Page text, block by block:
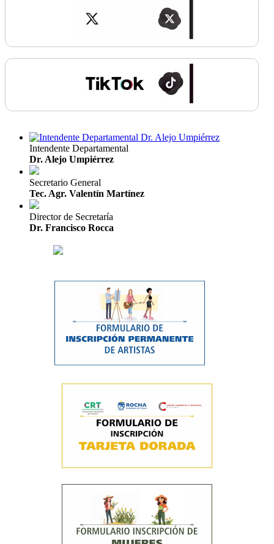
Intendente Departamental
Dr. Alejo Umpiérrez
Secretario General
Tec. Agr. Valentín Martínez
Director de Secretaría
Dr. Francisco Rocca